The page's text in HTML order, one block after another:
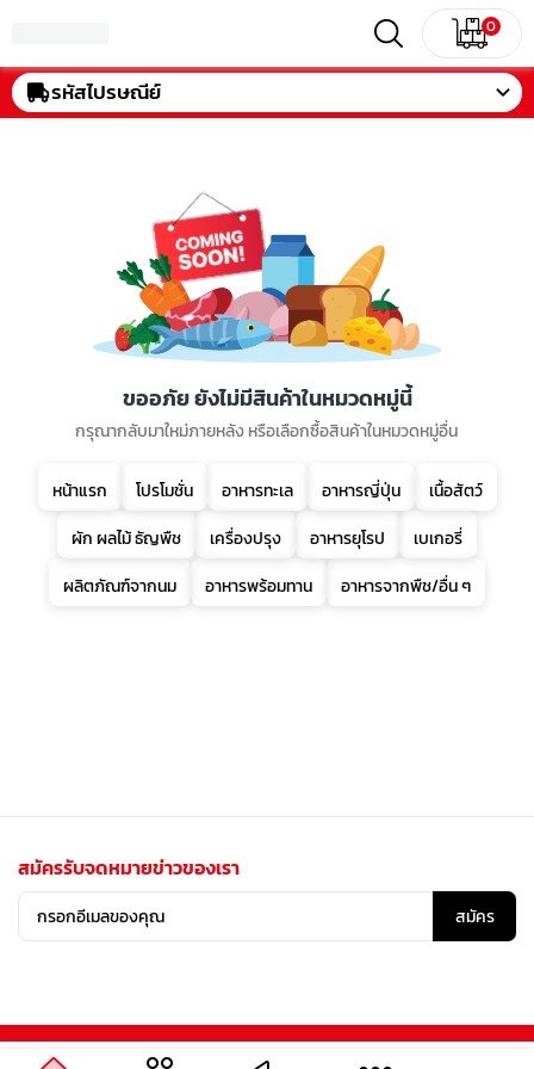
0
รหัสไปรษณีย์
ขออภัย ยังไม่มีสินค้าในหมวดหมู่นี้
กรุณากลับมาใหม่ภายหลัง หรือเลือกซื้อสินค้าในหมวดหมู่อื่น
หน้าแรก โปรโมชั่น อาหารทะเล อาหารญี่ปุ่น
เนื้อสัตว์
ผัก ผลไม้ ธัญพืช
เครื่องปรุง อาหารยุโรป
เบเกอรี่
ผลิตภัณฑ์จากนม
อาหารพร้อมทาน อาหารจากพืช/อื่น ๆ
สมัครรับจดหมายข่าวของเรา
สมัคร